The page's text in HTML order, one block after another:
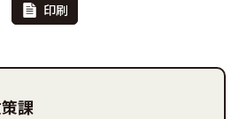
印刷
課